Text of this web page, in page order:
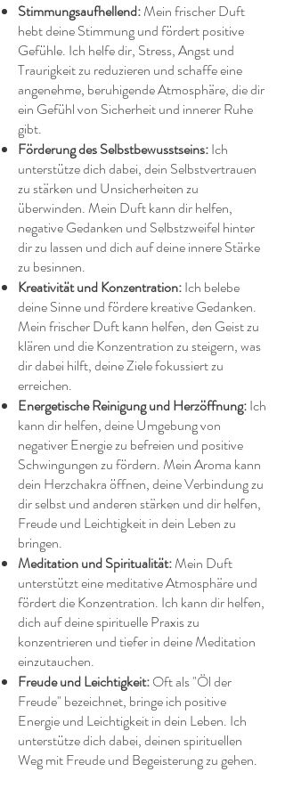
Stimmungsaufhellend:Mein frischer Duft
hebt deine Stimmung und fördert positive
Gefühle. Ich helfe dir, Stress, Angst und
Traurigkeit zu reduzieren und schaffe eine
angenehme, beruhigende Atmosphäre, die dir
ein Gefühl von Sicherheit und innerer Ruhe
gibt.
Förderung des Selbstbewusstseins:Ich
unterstütze dich dabei, dein Selbstvertrauen
zu stärken und Unsicherheiten zu
überwinden. Mein Duft kann dir helfen,
negative Gedanken und Selbstzweifel hinter
dir zu lassen und dich auf deine innere Stärke
zu besinnen.
Kreativität und Konzentration:Ich belebe
deine Sinne und fördere kreative Gedanken.
Mein frischer Duft kann helfen, den Geist zu
klären und die Konzentration zu steigern, was
dir dabei hilft, deine Ziele fokussiert zu
erreichen.
Energetische Reinigung und Herzöffnung:Ich
kann dir helfen, deine Umgebung von
negativer Energie zu befreien und positive
Schwingungen zu fördern. Mein Aroma kann
dein Herzchakra öffnen, deine Verbindung zu
dir selbst und anderen stärken und dir helfen,
Freude und Leichtigkeit in dein Leben zu
bringen.
Meditation und Spiritualität:Mein Duft
unterstützt eine meditative Atmosphäre und
fördert die Konzentration. Ich kann dir helfen,
dich auf deine spirituelle Praxis zu
konzentrieren und tiefer in deine Meditation
einzutauchen.
Freude und Leichtigkeit:Oft als "Öl der
Freude" bezeichnet, bringe ich positive
Energie und Leichtigkeit in dein Leben. Ich
unterstütze dich dabei, deinen spirituellen
Weg mit Freude und Begeisterung zu gehen.